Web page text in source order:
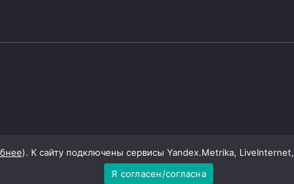
). К сайту подключены сервисы Yandex.Metrika,
Я согласен/согласна